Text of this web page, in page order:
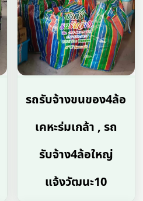
รถรับจ้างขนของ4ล้อ
เคหะร่มเกล้า , รถ
รับจ้าง4ล้อใหญ่
แจ้งวัฒนะ10